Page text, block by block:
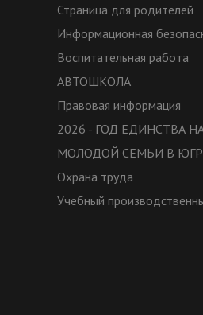
Страница для родителей
Информационная
Воспитательная работа
АВТОШКОЛА
Правовая информация
2026 - ГОД ЕДИНСТВА
МОЛОДОЙ СЕМЬИ В
Охрана труда
Учебный